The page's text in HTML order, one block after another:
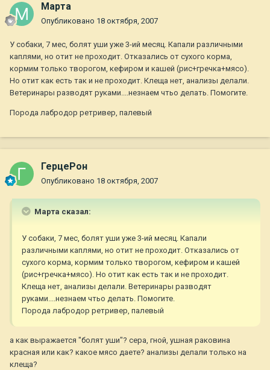
Марта
Опубликовано 18 октября, 2007
У собаки, 7 мес, болят уши уже 3-ий месяц. Капали различными
каплями, но отит не проходит. Отказались от сухого корма,
кормим только творогом, кефиром и кашей (рис+гречка+мясо).
Но отит как есть так и не проходит. Клеща нет, анализы делали.
Ветеринары разводят руками....незнаем чтьо делать. Помогите.
Порода лабродор ретривер, палевый
ГерцеРон
Опубликовано 18 октября, 2007
Марта сказал:
У собаки, 7 мес, болят уши уже 3-ий месяц. Капали
различными каплями, но отит не проходит. Отказались от
сухого корма, кормим только творогом, кефиром и кашей
(рис+гречка+мясо). Но отит как есть так и не проходит.
Клеща нет, анализы делали. Ветеринары разводят
руками....незнаем чтьо делать. Помогите.
Порода лабродор ретривер, палевый
а как выражается "болят уши"? сера, гной, ушная раковина
красная или как? какое мясо даете? анализы делали только на
клеща?